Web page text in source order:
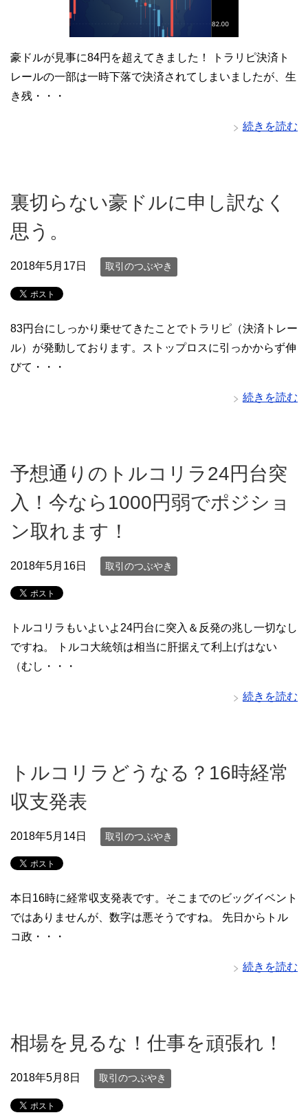
豪ドルが見事に84円を超えてきました！ トラリピ決済ト
レールの一部は一時下落で決済されてしまいましたが、生
き残・・・
続きを読む
裏切らない豪ドルに申し訳なく
思う。
2018年5月17日 取引のつぶやき
83円台にしっかり乗せてきたことでトラリピ（決済トレー
ル）が発動しております。ストップロスに引っかからず伸
びて・・・
続きを読む
予想通りのトルコリラ24円台突
入！今なら1000円弱でポジショ
ン取れます！
2018年5月16日 取引のつぶやき
トルコリラもいよいよ24円台に突入＆反発の兆し一切なし
ですね。 トルコ大統領は相当に肝据えて利上げはない
（むし・・・
続きを読む
トルコリラどうなる？16時経常
収支発表
2018年5月14日 取引のつぶやき
本日16時に経常収支発表です。そこまでのビッグイベント
ではありませんが、数字は悪そうですね。 先日からトル
コ政・・・
続きを読む
相場を見るな！仕事を頑張れ！
2018年5月8日 取引のつぶやき